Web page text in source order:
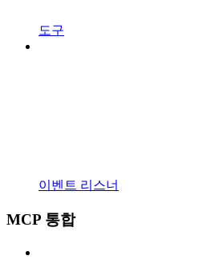
도구
이벤트 리스너
MCP 통합